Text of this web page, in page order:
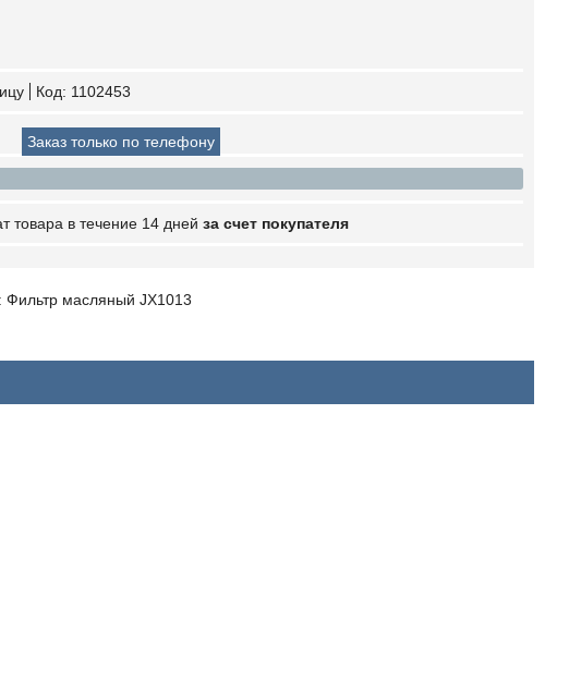
Код: 1102453
Заказ только по телефону
товара в течение 14 дней за счет покупателя
Фильтр масляный JX1013